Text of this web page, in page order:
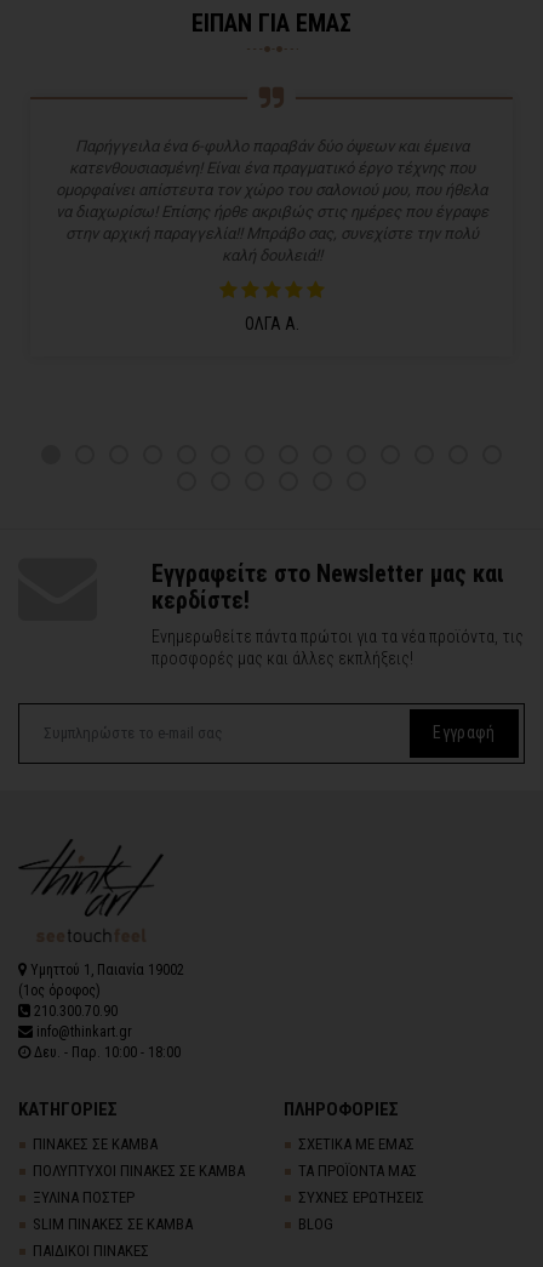
ΕΙΠΑΝ ΓΙΑ ΕΜΑΣ
Παρήγγειλα ένα 6-φυλλο παραβάν δύο όψεων και έμεινα
κατενθουσιασμένη! Είναι ένα πραγματικό έργο τέχνης που
ομορφαίνει απίστευτα τον χώρο του σαλονιού μου, που ήθελα
να διαχωρίσω! Επίσης ήρθε ακριβώς στις ημέρες που έγραφε
στην αρχική παραγγελία!! Μπράβο σας, συνεχίστε την πολύ
καλή δουλειά!!
ΟΛΓΑ Α.
Εγγραφείτε στο Newsletter μας και
κερδίστε!
Ενημερωθείτε πάντα πρώτοι για τα νέα προϊόντα, τις
προσφορές μας και άλλες εκπλήξεις!
Εγγραφή
Υμηττού 1, Παιανία 19002
(1ος όροφος)
210.300.70.90
info@thinkart.gr
Δευ. - Παρ. 10:00 - 18:00
ΚΑΤΗΓΟΡΙΕΣ
ΠΙΝΑΚΕΣ ΣΕ ΚΑΜΒΑ
ΠΟΛΥΠΤΥΧΟΙ ΠΙΝΑΚΕΣ ΣΕ ΚΑΜΒΑ
ΞΥΛΙΝΑ ΠΟΣΤΕΡ
SLIM ΠΙΝΑΚΕΣ ΣΕ ΚΑΜΒΑ
ΠΑΙΔΙΚΟΙ ΠΙΝΑΚΕΣ
ΠΛΗΡΟΦΟΡΙΕΣ
ΣΧΕΤΙΚΑ ΜΕ ΕΜΑΣ
ΤΑ ΠΡΟΪΟΝΤΑ ΜΑΣ
ΣΥΧΝΕΣ ΕΡΩΤΗΣΕΙΣ
BLOG